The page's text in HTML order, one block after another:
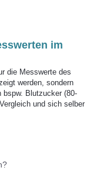
im
die Messwerte des
werden, sondern
bspw. Blutzucker (80-
und sich selber